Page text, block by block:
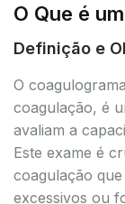
O Que é
Definição e
O
coagulação, é
avaliam a
Este exame é
coagulação
excessivos ou